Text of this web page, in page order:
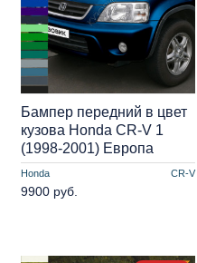
Honda CR-V
Бампер передний в цвет
кузова Honda CR-V 1
(1998-2001) Европа
9900 руб.